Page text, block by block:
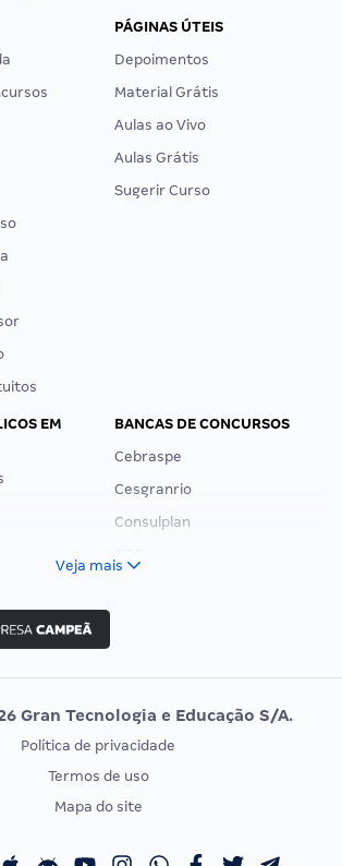
PÁGINAS ÚTEIS
Depoimentos
Material Grátis
Aulas ao Vivo
Aulas Grátis
Sugerir Curso
EM
BANCAS DE CONCURSOS
Cebraspe
Cesgranrio
Consulplan
Vunesp
EXAME DE ORDEM
Calendário OAB
Veja mais
Gran Tecnologia e Educação S/A.
Política de privacidade
Termos de uso
Mapa do site